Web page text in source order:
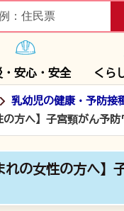
・安心・安全 くら
乳幼児の健康・予防接
の方へ】子宮頸がん予
れの女性の方へ